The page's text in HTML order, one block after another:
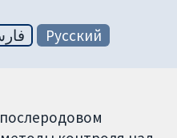
Русский